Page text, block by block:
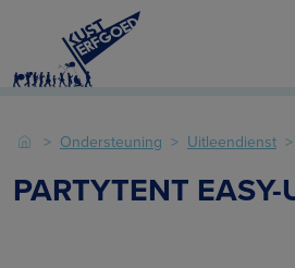
Ondersteuning Uitleendienst
PARTYTENT EASY-